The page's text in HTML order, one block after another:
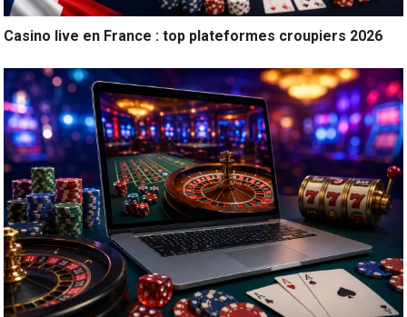
Casino live en France : top plateformes croupiers 2026